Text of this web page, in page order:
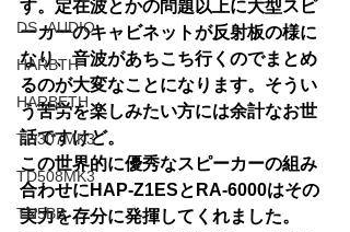
DS -AUDIO
HARBTH
HARBETH
TD307MK3
TD508MK3
TN5BB
す。定在波とかの問題以上に大型スピ
ーカーのキャビネットが反射板の様に
なり、音波があちこち行くのでまとめ
るのが大変なことになります。そうい
う苦労を楽しみたい方には余計なお世
話ですけど。
この世界的に優秀なスピーカーの組み
合わせにHAP-Z1ESとRA-6000はその
実力を存分に発揮してくれました。